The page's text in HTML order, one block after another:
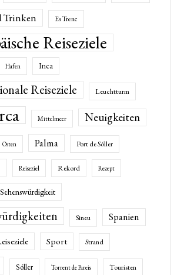
Trinken Es Trenc
Reiseziele
Hafen Inca
Reiseziele Leuchtturm
Mittelmeer Neuigkeiten
Osten Palma Port de Sóller
Reiseziel Rekord Rezept
Sehenswürdigkeit
Sineu Spanien
Sport Strand
Sóller Torrent de Pareis Touristen